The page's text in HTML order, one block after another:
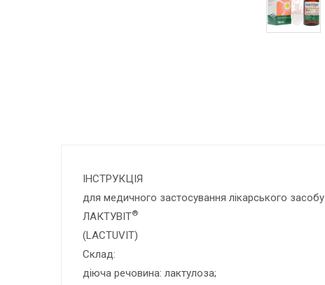
ІНСТРУКЦІЯ
для медичного застосування лікарського засобу
ЛАКТУВІТ®
(LACTUVIT)
Склад:
діюча речовина: лактулоза;